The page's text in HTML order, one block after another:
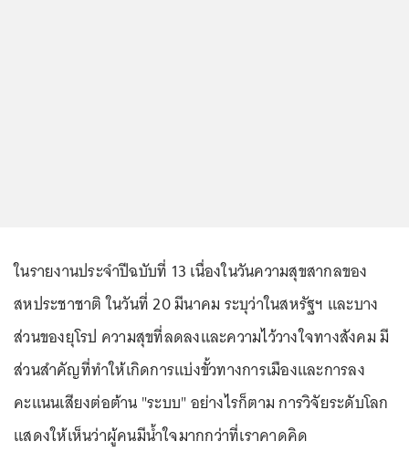
ในรายงานประจำปีฉบับที่ 13 เนื่องในวันความสุขสากลของ
สหประชาชาติ ในวันที่ 20 มีนาคม ระบุว่าในสหรัฐฯ และบาง
ส่วนของยุโรป ความสุขที่ลดลงและความไว้วางใจทางสังคม มี
ส่วนสำคัญที่ทำให้เกิดการแบ่งขั้วทางการเมืองและการลง
คะแนนเสียงต่อต้าน "ระบบ" อย่างไรก็ตาม การวิจัยระดับโลก
แสดงให้เห็นว่าผู้คนมีน้ำใจมากกว่าที่เราคาดคิด